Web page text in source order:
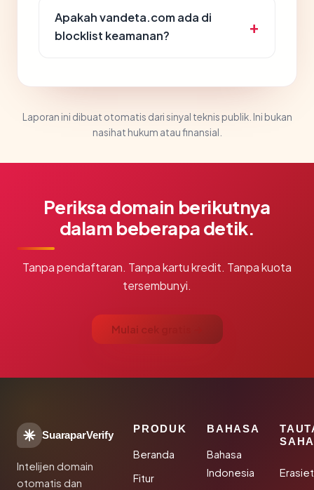
Apakah vandeta.com ada di
blocklist keamanan?
Laporan ini dibuat otomatis dari sinyal teknis publik. Ini bukan
nasihat hukum atau finansial.
Periksa domain berikutnya
dalam beberapa detik.
Tanpa pendaftaran. Tanpa kartu kredit. Tanpa kuota
tersembunyi.
Mulai cek gratis →
SuaraparVerify
Intelijen domain
otomatis dan
PRODUK
Beranda
Fitur
BAHASA
Bahasa
Indonesia